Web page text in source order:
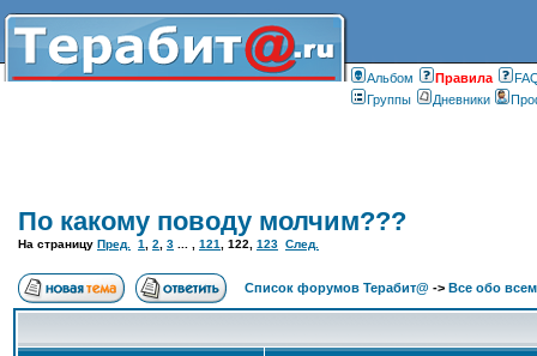
Альбом Правилa
Группы
Дневники
По какому поводу молчим???
На страницу Пред. 1 2 3 121 122 123 След.
Список форумов Терабит@ -> Все обо всем